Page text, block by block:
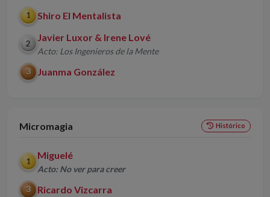
1 Shiro El Mentalista
2
Javier Luxor & Irene Lové
Acto: Los Ingenieros de la Mente
3 Juanma González
Micromagia Histórico
1
Miguelé
Acto: No ver para creer
3 Ricardo Vizcarra